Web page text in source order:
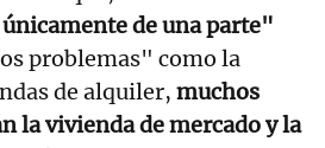
de una parte"
problemas" como la
de alquiler, muchos
la vivienda de mercado y la